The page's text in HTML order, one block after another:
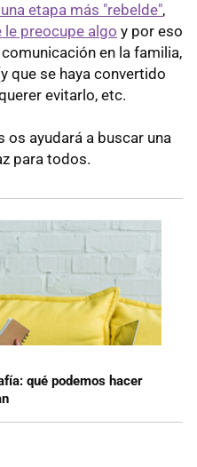
etapa más "rebelde",
le preocupe algo y por eso
en la familia,
que se haya convertido
evitarlo, etc.
os ayudará a buscar una
para todos.
qué podemos hacer